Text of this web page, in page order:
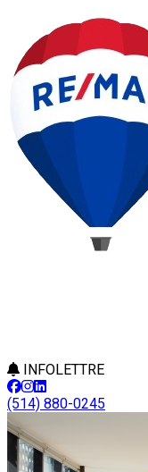
INFOLETTRE
(514) 880-0245